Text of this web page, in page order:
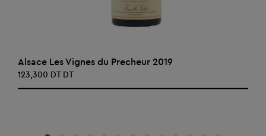
AJOUTER AU PANIER
Alsace Les Vignes du Precheur 2019
123,300 DT DT